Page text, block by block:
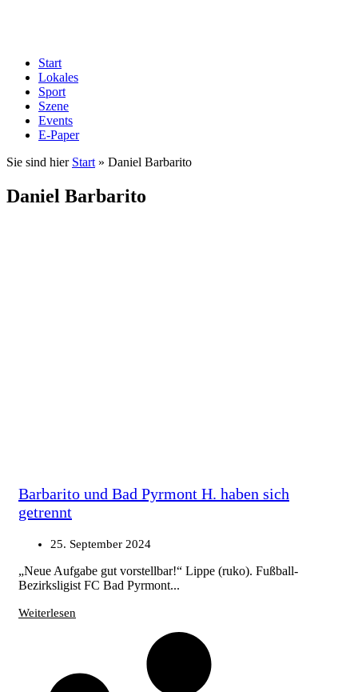
Start
Lokales
Sport
Szene
Events
E-Paper
Sie sind hier Start » Daniel Barbarito
Daniel Barbarito
Barbarito und Bad Pyrmont H. haben sich
getrennt
25. September 2024
„Neue Aufgabe gut vorstellbar!“ Lippe (ruko). Fußball-
Bezirksligist FC Bad Pyrmont...
Weiterlesen